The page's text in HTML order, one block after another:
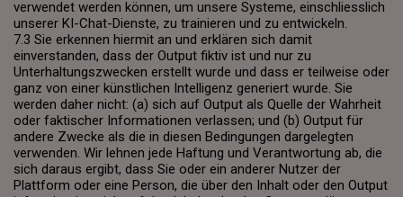
verwendet werden können, um unsere Systeme, einschliesslich
unserer KI-Chat-Dienste, zu trainieren und zu entwickeln.
7.3 Sie erkennen hiermit an und erklären sich damit
einverstanden, dass der Output fiktiv ist und nur zu
Unterhaltungszwecken erstellt wurde und dass er teilweise oder
ganz von einer künstlichen Intelligenz generiert wurde. Sie
werden daher nicht: (a) sich auf Output als Quelle der Wahrheit
oder faktischer Informationen verlassen; und (b) Output für
andere Zwecke als die in diesen Bedingungen dargelegten
verwenden. Wir lehnen jede Haftung und Verantwortung ab, die
sich daraus ergibt, dass Sie oder ein anderer Nutzer der
Plattform oder eine Person, die über den Inhalt oder den Output